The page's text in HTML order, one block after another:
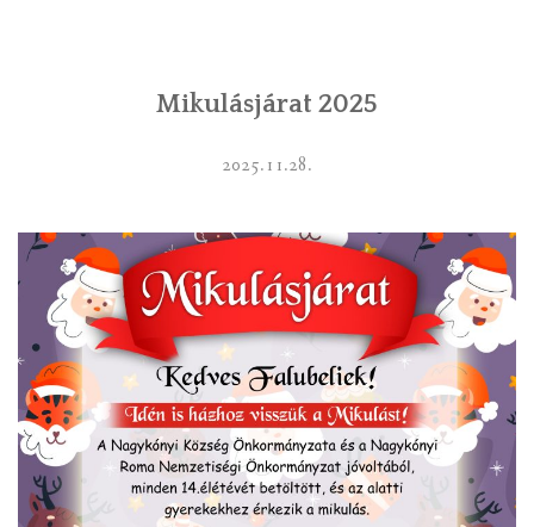
INFORMÁCIÓK
LETÖLTHETŐ NYOMTATVÁNYOK
VÁLASZTÁS 2026
TELEPÜLÉSIKÉPVISELŐI VAGYONNYILATKOZATOK – 2026.
ÉV
ROMA NEMZETISÉGI ÖNKORMÁNYZATI KÉPVISELŐK
VAGYONNYILATKOZATA – 2026. ÉV
Mikulásjárat 2025
2025.11.28.